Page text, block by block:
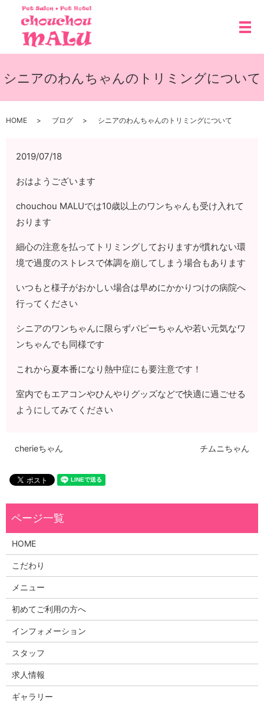
メ
シニアのわんちゃんのトリミングについて
HOME ブログ シニアのわんちゃんのトリミングについて
2019/07/18
おはようございます
chouchou MALUでは10歳以上のワンちゃんも受け入れて
おります
細心の注意を払ってトリミングしておりますが慣れない環
境で過度のストレスで体調を崩してしまう場合もあります
いつもと様子がおかしい場合は早めにかかりつけの病院へ
行ってください
シニアのワンちゃんに限らずパピーちゃんや若い元気なワ
ンちゃんでも同様です
これから夏本番になり熱中症にも要注意です！
室内でもエアコンやひんやりグッズなどで快適に過ごせる
ようにしてみてください
cherieちゃん チムニちゃん
HOME
こだわり
メニュー
初めてご利用の方へ
インフォメーション
スタッフ
求人情報
ギャラリー